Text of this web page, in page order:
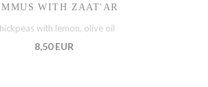
WITH ZAAT'AR
with lemon, olive oil
8,50 EUR